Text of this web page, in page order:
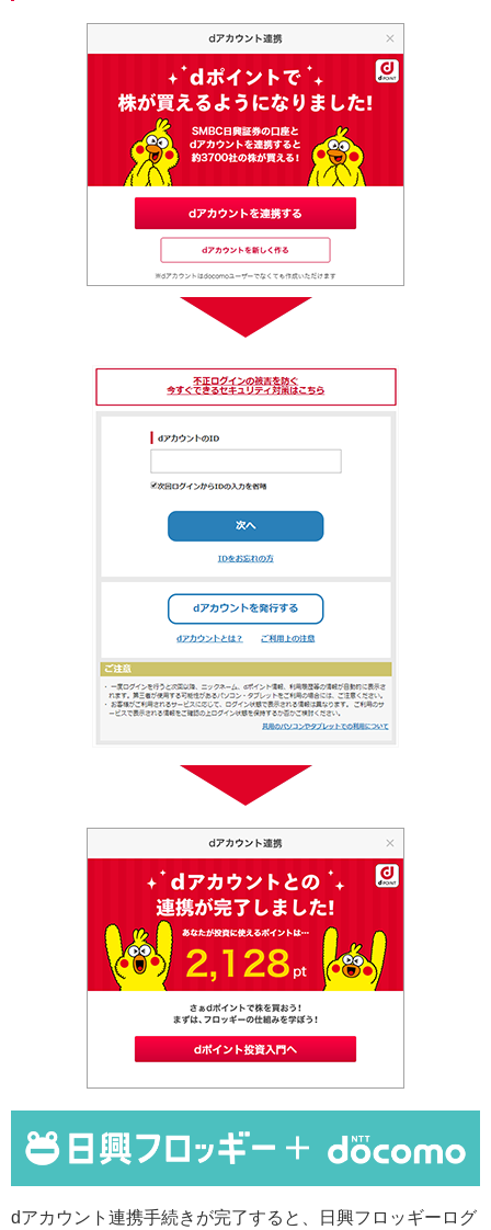
dアカウント連携手続きが完了すると、日興フロッギーログ